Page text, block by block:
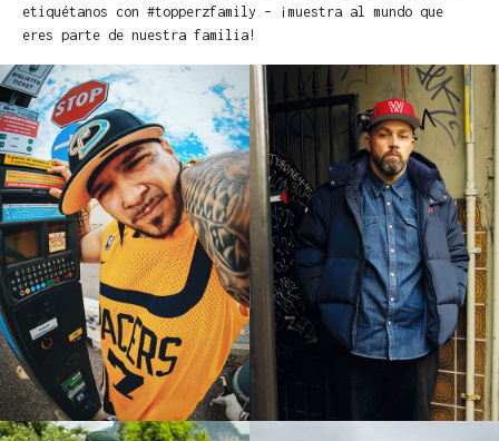
etiquétanos con #topperzfamily – ¡muestra al mundo que
eres parte de nuestra familia!